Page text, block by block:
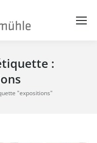
:
"expositions"